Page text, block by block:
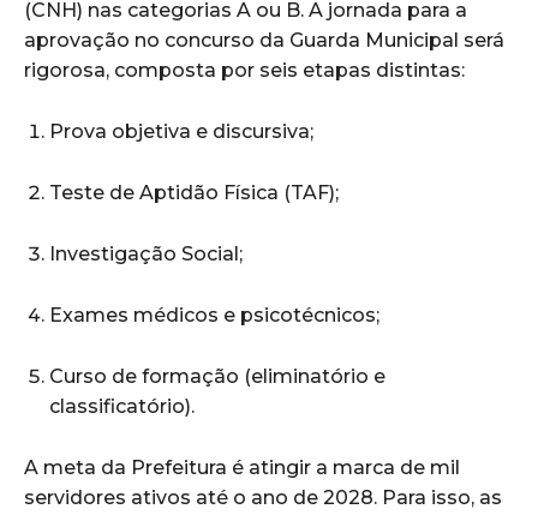
(CNH) nas categorias A ou B. A jornada para a
aprovação no concurso da Guarda Municipal será
rigorosa, composta por seis etapas distintas:
Prova objetiva e discursiva;
Teste de Aptidão Física (TAF);
Investigação Social;
Exames médicos e psicotécnicos;
Curso de formação (eliminatório e
classificatório).
A meta da Prefeitura é atingir a marca de mil
servidores ativos até o ano de 2028. Para isso, as